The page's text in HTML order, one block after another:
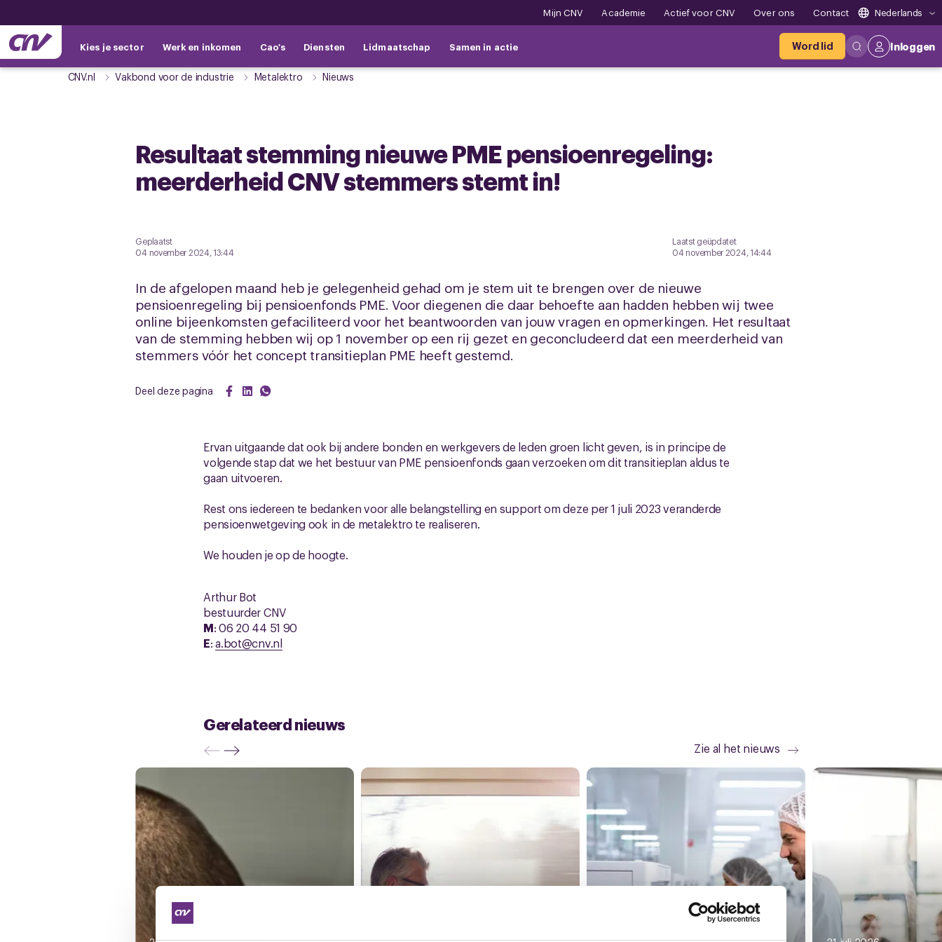
Mijn CNV Academie Actief voor CNV Over ons Contact Nederlands
Kies je sector Werk en inkomen Cao's Diensten Lidmaatschap Samen in actie Word lid Inloggen
CNV.nl Vakbond voor de industrie Metalektro Nieuws
Resultaat stemming nieuwe PME pensioenregeling:
meerderheid CNV stemmers stemt in!
Geplaatst
04 november 2024, 13:44
Laatst geüpdatet
04 november 2024, 14:44
In de afgelopen maand heb je gelegenheid gehad om je stem uit te brengen over de nieuwe
pensioenregeling bij pensioenfonds PME. Voor diegenen die daar behoefte aan hadden hebben wij twee
online bijeenkomsten gefaciliteerd voor het beantwoorden van jouw vragen en opmerkingen. Het resultaat
van de stemming hebben wij op 1 november op een rij gezet en geconcludeerd dat een meerderheid van
stemmers vóór het concept transitieplan PME heeft gestemd.
Deel deze pagina
Ervan uitgaande dat ook bij andere bonden en werkgevers de leden groen licht geven, is in principe de
volgende stap dat we het bestuur van PME pensioenfonds gaan verzoeken om dit transitieplan aldus te
gaan uitvoeren.
Rest ons iedereen te bedanken voor alle belangstelling en support om deze per 1 juli 2023 veranderde
pensioenwetgeving ook in de metalektro te realiseren.
We houden je op de hoogte.
Arthur Bot
bestuurder CNV
M: 06 20 44 51 90
E:a.bot@cnv.nl
Gerelateerd nieuws
Zie al het nieuws